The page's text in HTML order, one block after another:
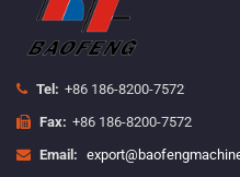
Tel: +86 186-8200-7572
Fax: +86 186-8200-7572
Email: